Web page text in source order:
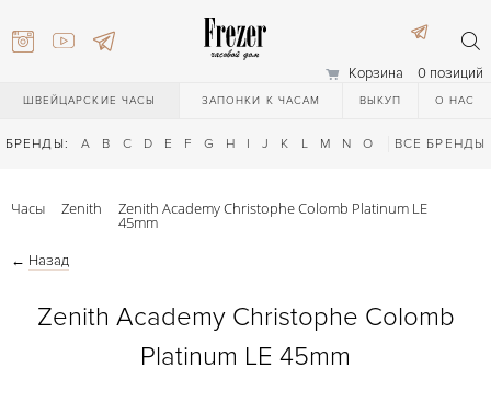
Корзина 0 позиций
ШВЕЙЦАРСКИЕ ЧАСЫ ЗАПОНКИ К ЧАСАМ ВЫКУП О НАС
БРЕНДЫ: A B C D E F G H I J K L M N O Q R S T
ВСЕ БРЕНДЫ
Часы Zenith Zenith Academy Christophe Colomb Platinum LE
45mm
← Назад
Zenith Academy Christophe Colomb
Platinum LE 45mm